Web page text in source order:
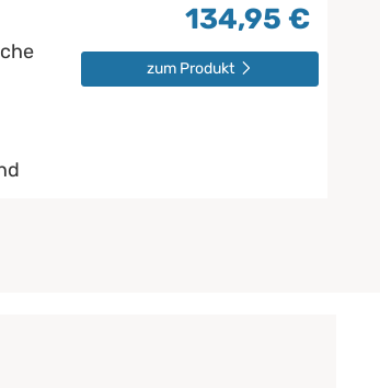
134,95 €
zum Produkt